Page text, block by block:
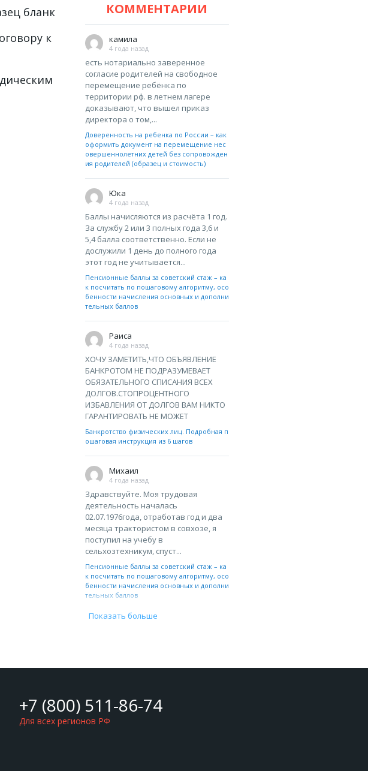
бланк
к
КОММЕНТАРИИ
камила
4 года назад
есть нотариально заверенное
согласие родителей на свободное
перемещение ребёнка по
территории рф. в летнем лагере
доказывают, что вышел приказ
директора о том,...
Доверенность на ребенка по России – как
оформить документ на перемещение нес
овершеннолетних детей без сопровожден
ия родителей (образец и стоимость)
Юка
4 года назад
Баллы начисляются из расчёта 1 год.
За службу 2 или 3 полных года 3,6 и
5,4 балла соответственно. Если не
дослужили 1 день до полного года
этот год не учитывается...
Пенсионные баллы за советский стаж – ка
к посчитать по пошаговому алгоритму, осо
бенности начисления основных и дополни
тельных баллов
Раиса
4 года назад
ХОЧУ ЗАМЕТИТЬ,ЧТО ОБЪЯВЛЕНИЕ
БАНКРОТОМ НЕ ПОДРАЗУМЕВАЕТ
ОБЯЗАТЕЛЬНОГО СПИСАНИЯ ВСЕХ
ДОЛГОВ.СТОПРОЦЕНТНОГО
ИЗБАВЛЕНИЯ ОТ ДОЛГОВ ВАМ НИКТО
ГАРАНТИРОВАТЬ НЕ МОЖЕТ
Банкротство физических лиц. Подробная п
ошаговая инструкция из 6 шагов
Михаил
4 года назад
Здравствуйте. Моя трудовая
деятельность началась
02.07.1976года, отработав год и два
месяца трактористом в совхозе, я
поступил на учебу в
сельхозтехникум, спуст...
Пенсионные баллы за советский стаж – ка
к посчитать по пошаговому алгоритму, осо
бенности начисления основных и дополни
тельных баллов
Показать больше
+7 (800) 511-86-74
Для всех регионов РФ